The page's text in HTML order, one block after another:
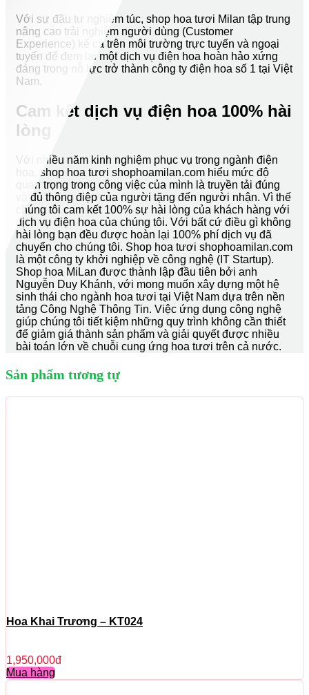
Với sự đầu tư nghiêm túc, shop hoa tươi Milan tập trung
nâng cao trải nghiệm người dùng (Customer
Experience) kể cả trên môi trường trực tuyến và ngoại
tuyến để đem lại một dịch vụ điện hoa hoàn hảo xứng
đáng trong nỗ lực trở thành công ty điện hoa số 1 tại Việt
Nam.
Cam kết dịch vụ điện hoa 100% hài
lòng
Với nhiều năm kinh nghiệm phục vụ trong ngành điện
hoa, shop hoa tươi shophoamilan.com hiểu mức độ
quan trọng trong công việc của mình là truyền tải đúng
và đủ thông điệp của người tặng đến người nhận. Vì thế
chúng tôi cam kết 100% sự hài lòng của khách hàng với
dịch vụ điện hoa của chúng tôi. Với bất cứ điều gì không
hài lòng bạn đều được hoàn lại 100% phí dịch vụ đã
chuyển cho chúng tôi. Shop hoa tươi shophoamilan.com
là một công ty khởi nghiệp về công nghệ (IT Startup).
Shop hoa MiLan được thành lập đầu tiên bởi anh
Nguyễn Duy Khánh, với mong muốn xây dựng một hệ
sinh thái cho ngành hoa tươi tại Việt Nam dựa trên nền
tảng Công Nghệ Thông Tin. Việc ứng dụng công nghệ
giúp chúng tôi tiết kiệm những quy trình không cần thiết
để giảm giá thành sản phẩm và giải quyết được nhiều
bài toán lớn về chuỗi cung ứng hoa tươi trên cả nước.
Sản phẩm tương tự
Hoa Khai Trương – KT024
1,950,000đ
Mua hàng